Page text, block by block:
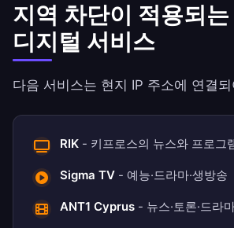
지역 차단이 적용되
디지털 서비스
다음 서비스는 현지 IP 주소에 연결
RIK - 키프로스의 뉴스와 프로그
Sigma TV - 예능·드라마·생방송
ANT1 Cyprus - 뉴스·토론·드라